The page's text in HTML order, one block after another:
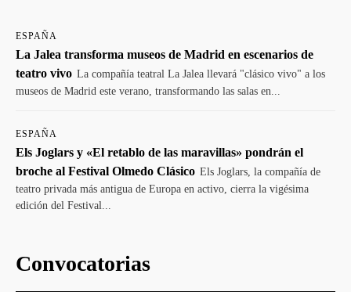
ESPAÑA
La Jalea transforma museos de Madrid en escenarios de
teatro vivo La compañía teatral La Jalea llevará "clásico vivo" a los
museos de Madrid este verano, transformando las salas en...
ESPAÑA
Els Joglars y «El retablo de las maravillas» pondrán el
broche al Festival Olmedo Clásico Els Joglars, la compañía de
teatro privada más antigua de Europa en activo, cierra la vigésima
edición del Festival...
Convocatorias